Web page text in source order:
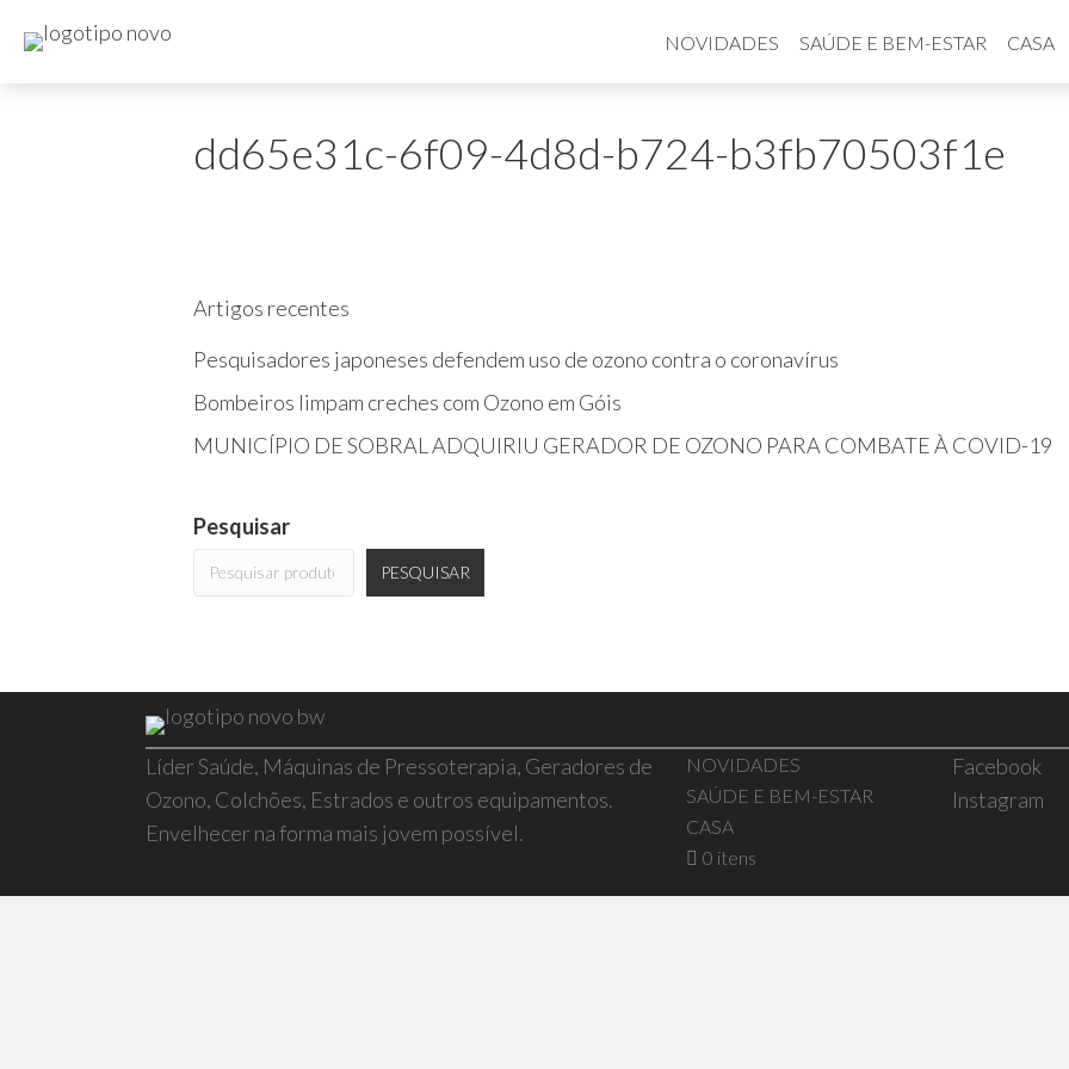
NOVIDADES SAÚDE E BEM-ESTAR CASA
dd65e31c-6f09-4d8d-b724-b3fb70503f1e
Artigos recentes
Pesquisadores japoneses defendem uso de ozono contra o coronavírus
Bombeiros limpam creches com Ozono em Góis
MUNICÍPIO DE SOBRAL ADQUIRIU GERADOR DE OZONO PARA COMBATE À COVID-19
Pesquisar
PESQUISAR
Líder Saúde, Máquinas de Pressoterapia, Geradores de
Ozono, Colchões, Estrados e outros equipamentos.
Envelhecer na forma mais jovem possível.
NOVIDADES
SAÚDE E BEM-ESTAR
CASA
0 itens
Facebook
Instagram